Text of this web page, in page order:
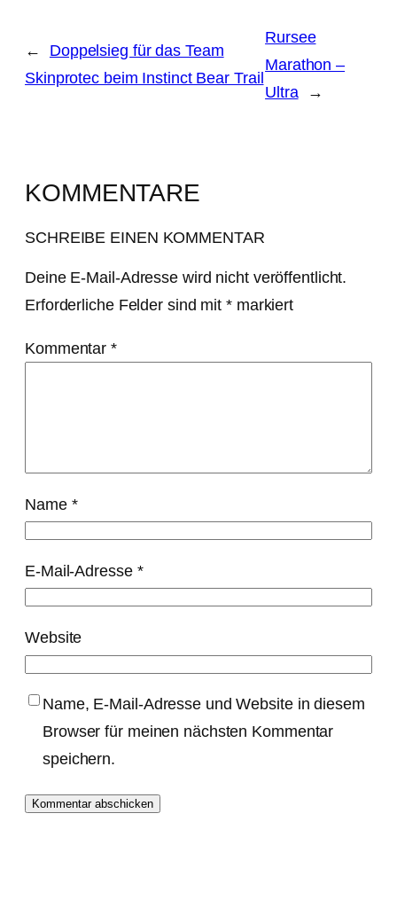
←
Doppelsieg für das Team
Skinprotec beim Instinct Bear Trail
Rursee
Marathon –
Ultra
→
KOMMENTARE
SCHREIBE EINEN KOMMENTAR
Deine E-Mail-Adresse wird nicht veröffentlicht.
Erforderliche Felder sind mit *markiert
Kommentar*
Name *
E-Mail-Adresse *
Website
Name, E-Mail-Adresse und Website in diesem
Browser für meinen nächsten Kommentar
speichern.